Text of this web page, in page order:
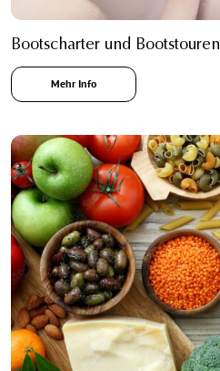
Bootscharter und Bootstouren
Mehr Info